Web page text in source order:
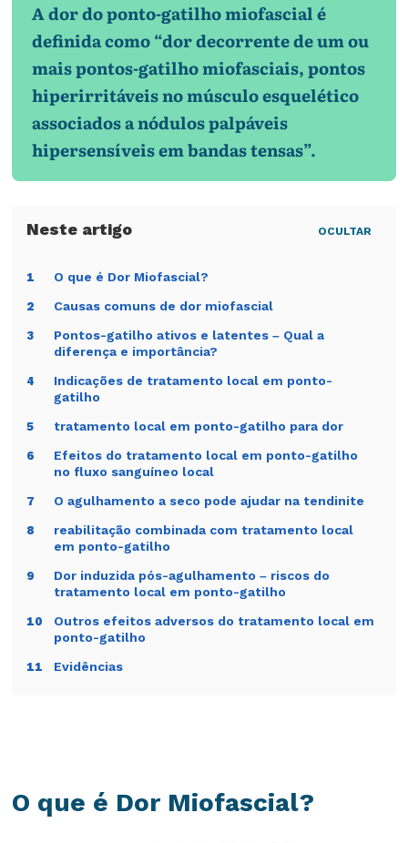
A dor do ponto-gatilho miofascial é
definida como “dor decorrente de um ou
mais pontos-gatilho miofasciais, pontos
hiperirritáveis ​​no músculo esquelético
associados a nódulos palpáveis ​​
hipersensíveis em bandas tensas”.
OCULTAR
1 O que é Dor Miofascial?
2 Causas comuns de dor miofascial
3
Pontos-gatilho ativos e latentes – Qual a
diferença e importância?
4
Indicações de tratamento local em ponto-
gatilho
5 tratamento local em ponto-gatilho para dor
6
Efeitos do tratamento local em ponto-gatilho
no fluxo sanguíneo local
7 O agulhamento a seco pode ajudar na tendinite
8
reabilitação combinada com tratamento local
em ponto-gatilho
9
Dor induzida pós-agulhamento – riscos do
tratamento local em ponto-gatilho
10
Outros efeitos adversos do tratamento local em
ponto-gatilho
11 Evidências
O que é Dor Miofascial?